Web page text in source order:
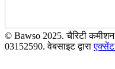
© Bawso 2025. चैरिटी
03152590. वेबसाइट द्वाराएक्सेंट